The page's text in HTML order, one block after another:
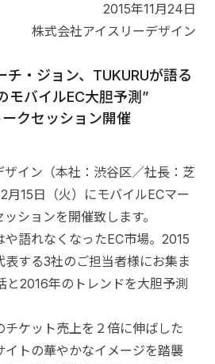
2015年11月24日
株式会社アイスリーデザイン
チ・ジョン、TUKURUが語る
モバイルEC大胆予測”
クセッション開催
イン（本社：渋谷区／社長：芝
月15日（火）にモバイルECマー
ションを開催致します。
語れなくなったEC市場。2015
する3社のご担当者様にお集ま
と2016年のトレンドを大胆予測
ケット売上を２倍に伸ばした
イトの華やかなイメージを踏襲